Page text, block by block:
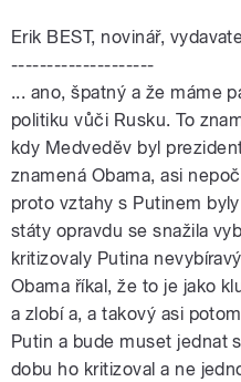
Erik BEST, novinář,
--------------------
... ano, špatný a že máme
politiku vůči Rusku. To
kdy Medveděv byl
znamená Obama, asi
proto vztahy s Putinem
státy opravdu se snažila
kritizovaly Putina
Obama říkal, že to je jako
a zlobí a, a takový asi
Putin a bude muset jednat
dobu ho kritizoval a ne